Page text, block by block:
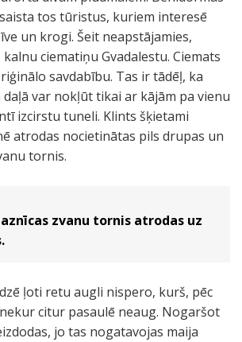
tos tūristus, kuriem interesē
un krogi. Šeit neapstājamies,
ciematiņu Gvadalestu. Ciemats
savdabību. Tas ir tādēļ, ka
daļā var nokļūt tikai ar kājām pa vienu
izcirstu tuneli. Klints šķietami
atrodas nocietinātas pils drupas un
tornis.
zvanu tornis atrodas uz
ļoti retu augli nispero, kurš, pēc
citur pasaulē neaug. Nogaršot
jo tas nogatavojas maija